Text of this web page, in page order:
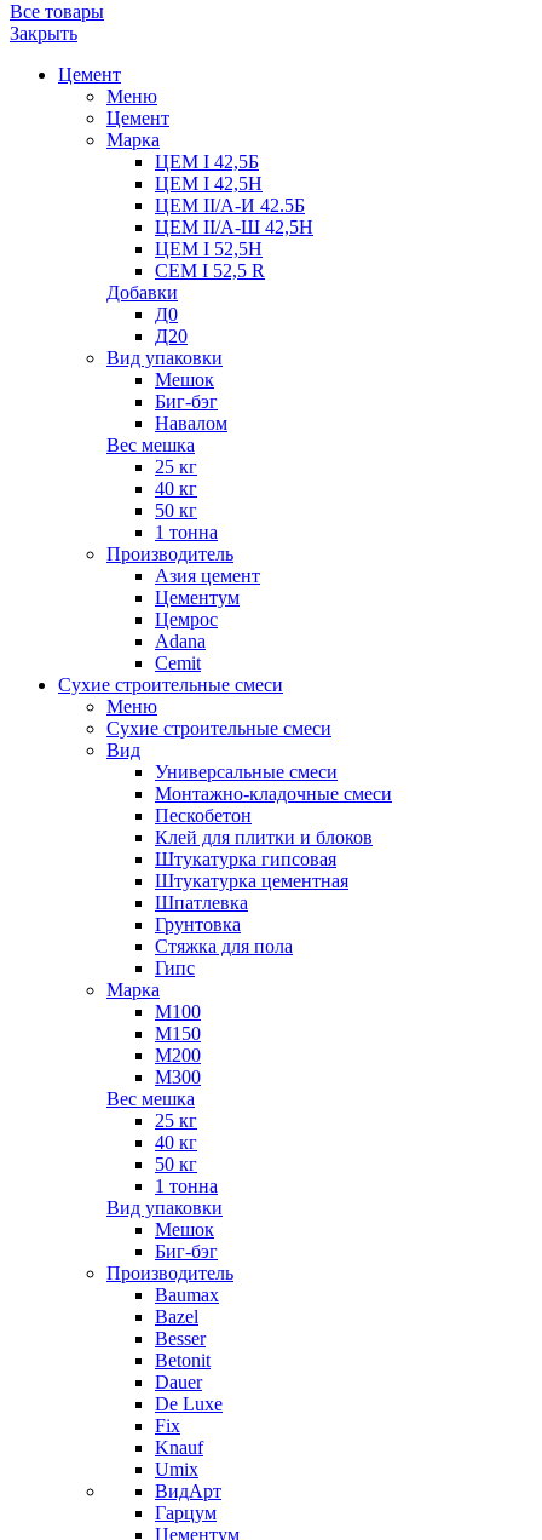
Все товары
Закрыть
Цемент
Меню
Цемент
Марка
ЦЕМ I 42,5Б
ЦЕМ I 42,5Н
ЦЕМ II/А-И 42.5Б
ЦЕМ II/А-Ш 42,5Н
ЦЕМ I 52,5Н
CEM I 52,5 R
Добавки
Д0
Д20
Вид упаковки
Мешок
Биг-бэг
Навалом
Вес мешка
25 кг
40 кг
50 кг
1 тонна
Производитель
Азия цемент
Цементум
Цемрос
Adana
Cemit
Сухие строительные смеси
Меню
Сухие строительные смеси
Вид
Универсальные смеси
Монтажно-кладочные смеси
Пескобетон
Клей для плитки и блоков
Штукатурка гипсовая
Штукатурка цементная
Шпатлевка
Грунтовка
Стяжка для пола
Гипс
Марка
М100
М150
М200
М300
Вес мешка
25 кг
40 кг
50 кг
1 тонна
Вид упаковки
Мешок
Биг-бэг
Производитель
Baumax
Bazel
Besser
Betonit
Dauer
De Luxe
Fix
Knauf
Umix
ВидАрт
Гарцум
Цементум